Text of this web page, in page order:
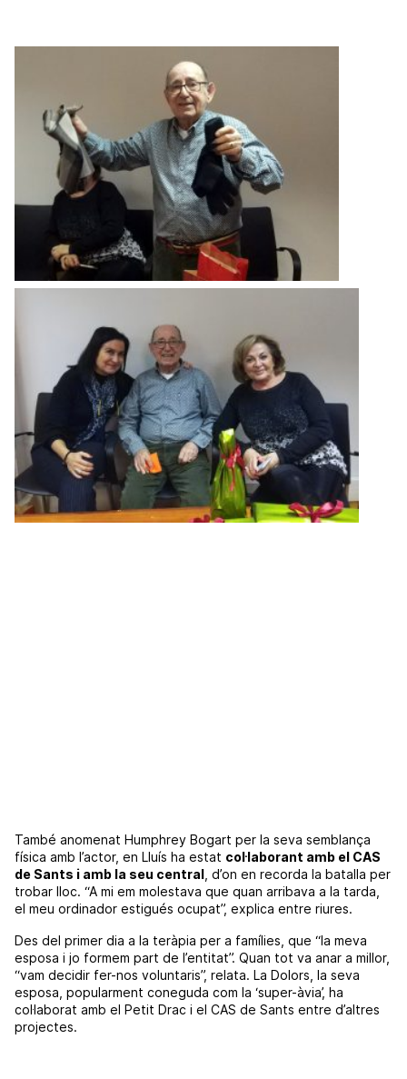
També anomenat Humphrey Bogart per la seva semblança
física amb l’actor, en Lluís ha estat col·laborant amb el CAS
de Sants i amb la seu central , d’on en recorda la batalla per
trobar lloc. “A mi em molestava que quan arribava a la tarda,
el meu ordinador estigués ocupat”, explica entre riures.
Des del primer dia a la teràpia per a famílies, que “la meva
esposa i jo formem part de l’entitat”. Quan tot va anar a millor,
“vam decidir fer-nos voluntaris”, relata. La Dolors, la seva
esposa, popularment coneguda com la ‘super-àvia’, ha
col·laborat amb el Petit Drac i el CAS de Sants entre d’altres
projectes.